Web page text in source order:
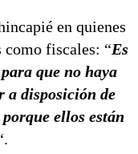
en quienes
como fiscales: “Es
que no haya
a disposición de
ellos están